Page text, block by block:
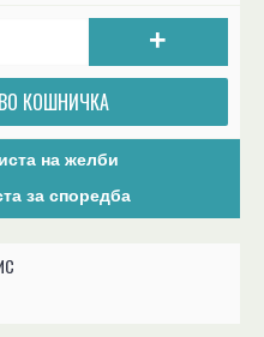
+
КОШНИЧКА
на желби
за споредба